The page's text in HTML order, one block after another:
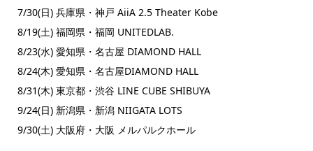
7/30(⽇) 兵庫県・神戸 AiiA 2.5 Theater Kobe
8/19(⼟) 福岡県・福岡 UNITEDLAB.
8/23(⽔) 愛知県・名古屋 DIAMOND HALL
8/24(⽊) 愛知県・名古屋DIAMOND HALL
8/31(⽊) 東京都・渋谷 LINE CUBE SHIBUYA
9/24(⽇) 新潟県・新潟 NIIGATA LOTS
9/30(⼟) 大阪府・大阪 メルパルクホール